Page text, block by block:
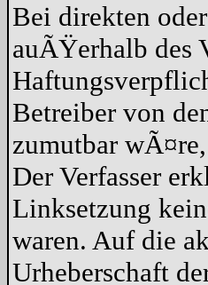
Bei direkten
auÃŸerhalb des
Betreiber von
zumutbar
Der Verfasser
Linksetzung
waren. Auf die
Urheberschaft